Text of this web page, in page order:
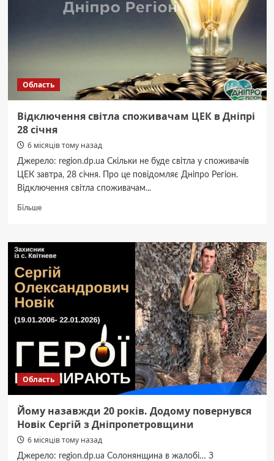
Єсмєйкін
Максим
Область
Відключення світла споживачам ЦЕК в Дніпрі
28 січня
6 місяців тому назад
Джерело: region.dp.ua Скільки не буде світла у споживачів
ЦЕК завтра, 28 січня. Про це повідомляє Дніпро Регіон.
Відключення світла споживачам...
БільшеДокладніше
світла
споживачам
ЦЕК
в
Дніпрі
28
Область
Йому назавжди 20 років. Додому повернувся
Новік Сергій з Дніпропетровщини
6 місяців тому назад
Джерело: region.dp.ua Солонянщина в жалобі… З